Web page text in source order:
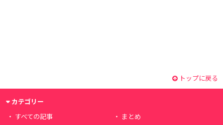
トップに戻る
カテゴリー
すべての記事
まとめ